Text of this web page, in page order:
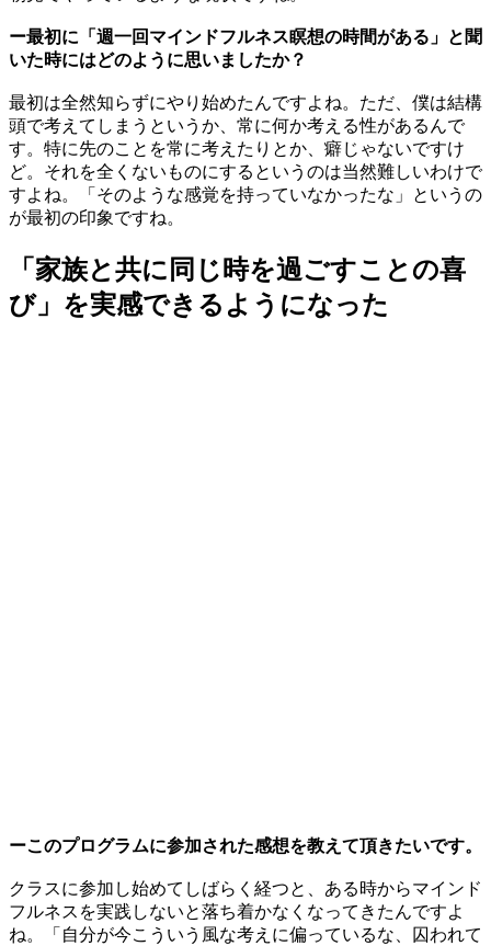
ー最初に「週一回マインドフルネス瞑想の時間がある」と聞
いた時にはどのように思いましたか？
最初は全然知らずにやり始めたんですよね。ただ、僕は結構
頭で考えてしまうというか、常に何か考える性があるんで
す。特に先のことを常に考えたりとか、癖じゃないですけ
ど。それを全くないものにするというのは当然難しいわけで
すよね。「そのような感覚を持っていなかったな」というの
が最初の印象ですね。
「家族と共に同じ時を過ごすことの喜
び」を実感できるようになった
ーこのプログラムに参加された感想を教えて頂きたいです。
クラスに参加し始めてしばらく経つと、ある時からマインド
フルネスを実践しないと落ち着かなくなってきたんですよ
ね。「自分が今こういう風な考えに偏っているな、囚われて